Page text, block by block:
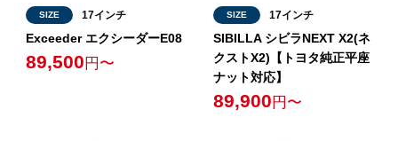
SIZE 17インチ
Exceeder エクシーダーE08
89,500 円〜
SIZE 17インチ
SIBILLA シビラNEXT X2(ネ
クストX2)【トヨタ純正平座
ナット対応】
89,900 円〜